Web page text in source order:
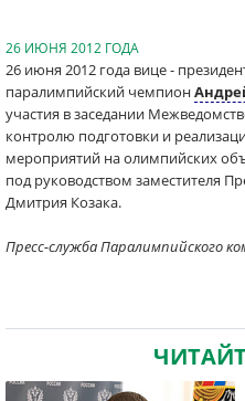
26 ИЮНЯ 2012 ГОДА
26 июня 2012 года вице -
паралимпийский чемпион
участия в заседании
контролю подготовки и
мероприятий на олимпийских
под руководством заместителя
Дмитрия Козака.
Пресс-служба Паралимпийского